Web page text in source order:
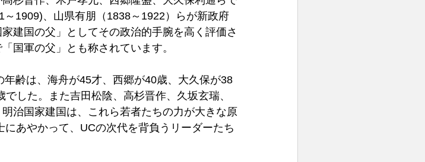
1909)、山県有朋（1838～1922）らが新政府
建国の父」としてその政治的手腕を高く評価さ
国軍の父」とも称されています。
齢は、海舟が45才、西郷が40歳、大久保が38
した。また吉田松陰、高杉晋作、久坂玄瑞、
治国家建国は、これら若者たちの力が大きな原
あやかって、UCの次代を背負うリーダーたち